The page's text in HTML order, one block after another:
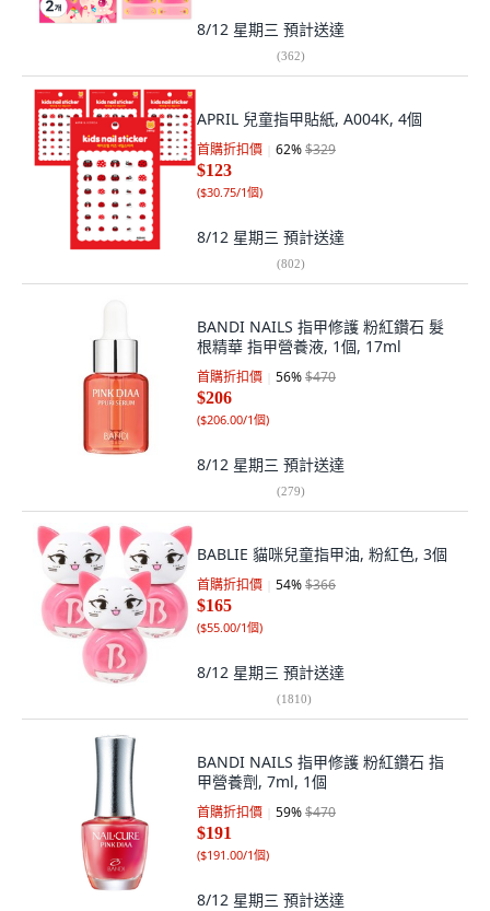
8/12 星期三 預計送達
(362)
APRIL 兒童指甲貼紙, A004K, 4個
首購折扣價 62%$329
$123
($30.75/1個)
8/12 星期三 預計送達
(802)
BANDI NAILS 指甲修護 粉紅鑽石 髮
根精華 指甲營養液, 1個, 17ml
首購折扣價 56%$470
$206
($206.00/1個)
8/12 星期三 預計送達
(279)
BABLIE 貓咪兒童指甲油, 粉紅色, 3個
首購折扣價 54%$366
$165
($55.00/1個)
8/12 星期三 預計送達
(1810)
BANDI NAILS 指甲修護 粉紅鑽石 指
甲營養劑, 7ml, 1個
首購折扣價 59%$470
$191
($191.00/1個)
8/12 星期三 預計送達